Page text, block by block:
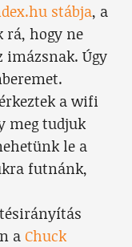
stábja, a
rá, hogy ne
imázsnak. Úgy
a wifi
meg tudjuk
le a
futnánk,
a Chuck